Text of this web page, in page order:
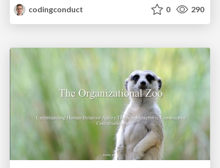
codingconduct
0 290